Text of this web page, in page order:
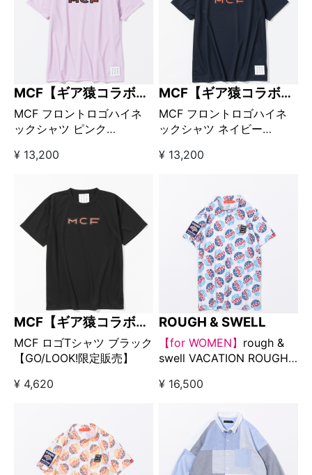
MCF【ギア猿コラボブ
ランド】
MCF フロントロゴハイネ
ックシャツ ピンク
¥ 13,200
MCF【ギア猿コラボブ
ランド】
MCF フロントロゴハイネ
ックシャツ ネイビー
¥ 13,200
MCF【ギア猿コラボブ
ランド】
MCF ロゴTシャツ ブラック
【GO/LOOK!限定販売】
¥ 4,620
ROUGH & SWELL
【for WOMEN】 rough &
swell VACATION ROUGH-
¥ 16,500